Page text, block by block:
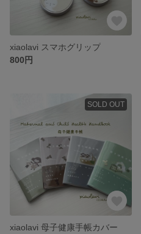
xiaolavi スマホグリップ
800円
SOLD OUT
xiaolavi 母子健康手帳カバー